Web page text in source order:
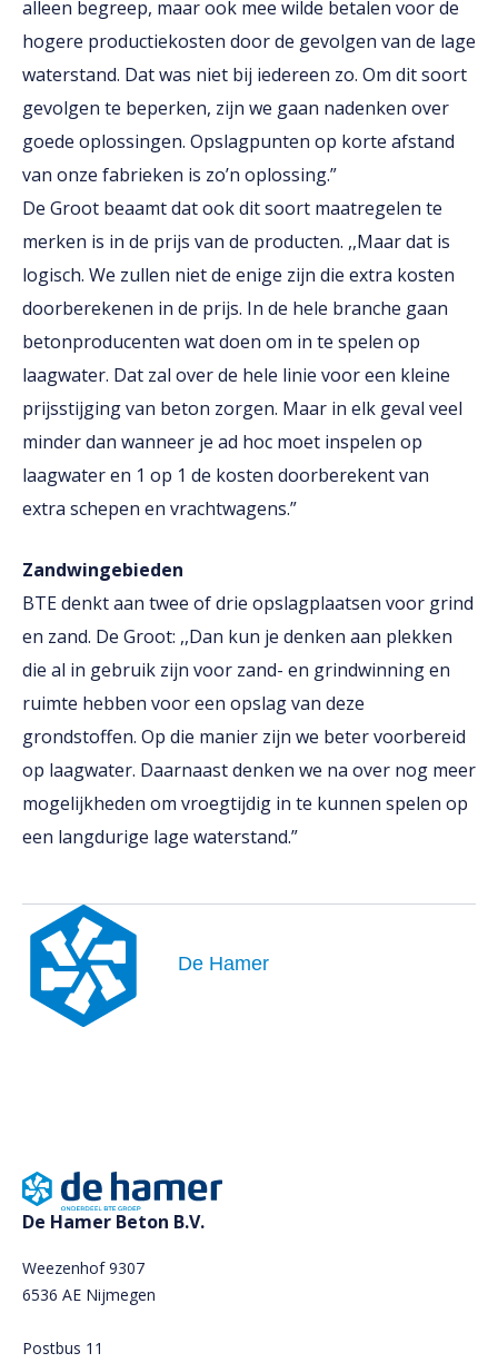
alleen begreep, maar ook mee wilde betalen voor de
hogere productiekosten door de gevolgen van de lage
waterstand. Dat was niet bij iedereen zo. Om dit soort
gevolgen te beperken, zijn we gaan nadenken over
goede oplossingen. Opslagpunten op korte afstand
van onze fabrieken is zo’n oplossing.”
De Groot beaamt dat ook dit soort maatregelen te
merken is in de prijs van de producten. ,,Maar dat is
logisch. We zullen niet de enige zijn die extra kosten
doorberekenen in de prijs. In de hele branche gaan
betonproducenten wat doen om in te spelen op
laagwater. Dat zal over de hele linie voor een kleine
prijsstijging van beton zorgen. Maar in elk geval veel
minder dan wanneer je ad hoc moet inspelen op
laagwater en 1 op 1 de kosten doorberekent van
extra schepen en vrachtwagens.”
Zandwingebieden
BTE denkt aan twee of drie opslagplaatsen voor grind
en zand. De Groot: ,,Dan kun je denken aan plekken
die al in gebruik zijn voor zand- en grindwinning en
ruimte hebben voor een opslag van deze
grondstoffen. Op die manier zijn we beter voorbereid
op laagwater. Daarnaast denken we na over nog meer
mogelijkheden om vroegtijdig in te kunnen spelen op
een langdurige lage waterstand.”
De Hamer
De Hamer Beton B.V.
Weezenhof 9307
6536 AE Nijmegen
Postbus 11